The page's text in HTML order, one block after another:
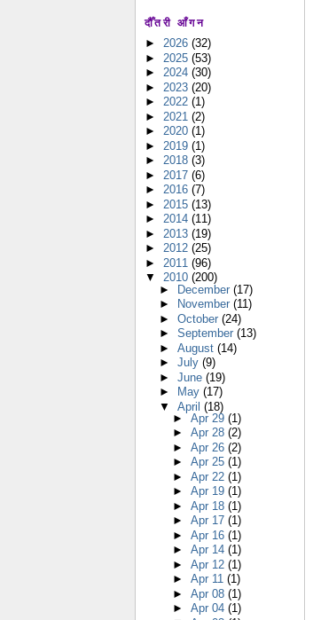
दौँतरी आँगन
► 2026 (32)
► 2025 (53)
► 2024 (30)
► 2023 (20)
► 2022 (1)
► 2021 (2)
► 2020 (1)
► 2019 (1)
► 2018 (3)
► 2017 (6)
► 2016 (7)
► 2015 (13)
► 2014 (11)
► 2013 (19)
► 2012 (25)
► 2011 (96)
▼ 2010 (200)
► December (17)
►
November (11)
► October (24)
► September (13)
► August (14)
► July (9)
► June (19)
►
May (17)
▼ April (18)
►Apr 29(1)
►Apr 28(2)
►Apr 26(2)
►Apr 25(1)
►Apr 22(1)
►Apr 19(1)
►Apr 18(1)
►Apr 17(1)
►Apr 16(1)
►Apr 14(1)
►Apr 12(1)
►Apr 11(1)
►Apr 08(1)
►Apr 04(1)